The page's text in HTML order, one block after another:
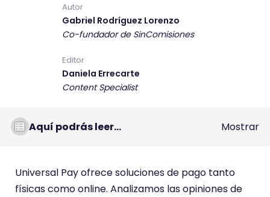
Autor
Gabriel Rodríguez Lorenzo
Co-fundador de SinComisiones
Editor
Daniela Errecarte
Content Specialist
Aquí podrás leer... Mostrar
Universal Pay ofrece soluciones de pago tanto
físicas como online. Analizamos las opiniones de